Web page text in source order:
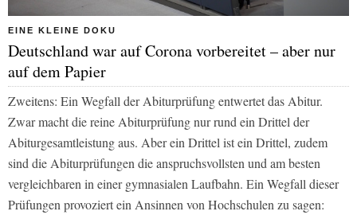
EINE KLEINE DOKU
Deutschland war auf Corona vorbereitet – aber nur
auf dem Papier
Zweitens: Ein Wegfall der Abiturprüfung entwertet das Abitur.
Zwar macht die reine Abiturprüfung nur rund ein Drittel der
Abiturgesamtleistung aus. Aber ein Drittel ist ein Drittel, zudem
sind die Abiturprüfungen die anspruchsvollsten und am besten
vergleichbaren in einer gymnasialen Laufbahn. Ein Wegfall dieser
Prüfungen provoziert ein Ansinnen von Hochschulen zu sagen: